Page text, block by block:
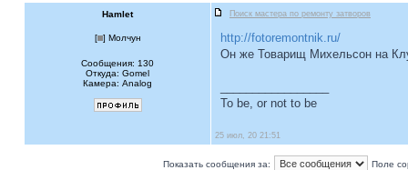
Hamlet Поиск мастера по ремонту затворов
[ ] Молчун
Сообщения: 130
Откуда: Gomel
Камера: Analog
http://fotoremontnik.ru/
Он же Товарищ Михельсон на
To be, or not to be
25 июл, 20 21:51
Показать сообщения за: Поле